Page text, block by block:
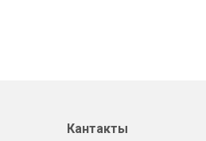
Кантакты